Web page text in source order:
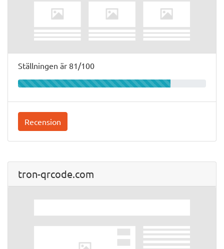
Ställningen är 81/100
Recension
tron-qrcode.com